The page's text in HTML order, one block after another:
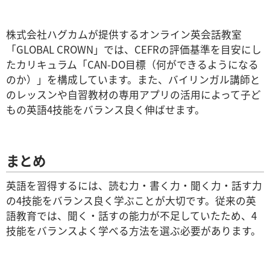
株式会社ハグカムが提供するオンライン英会話教室
「GLOBAL CROWN」では、CEFRの評価基準を目安にし
たカリキュラム「CAN-DO目標（何ができるようになる
のか）」を構成しています。また、バイリンガル講師と
のレッスンや自習教材の専用アプリの活用によって子ど
もの英語4技能をバランス良く伸ばせます。
まとめ
英語を習得するには、読む力・書く力・聞く力・話す力
の4技能をバランス良く学ぶことが大切です。従来の英
語教育では、聞く・話すの能力が不足していたため、4
技能をバランスよく学べる方法を選ぶ必要があります。